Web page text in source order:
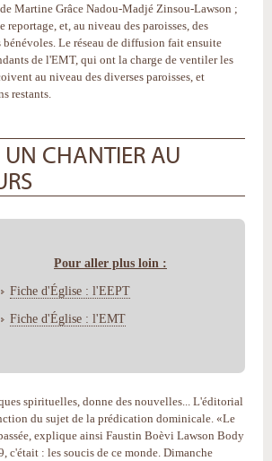
Martine Grâce Nadou-Madjé Zinsou-Lawson ;
reportage, et, au niveau des paroisses, des
Le réseau de diffusion fait ensuite
de l'EMT, qui ont la charge de ventiler les
au niveau des diverses paroisses, et
restants.
CHANTIER AU
Pour aller plus loin :
Fiche d'Église : l'EEPT
Fiche d'Église : l'EMT
spirituelles, donne des nouvelles... L'éditorial
du sujet de la prédication dominicale. «Le
explique ainsi Faustin Boèvi Lawson Body
c'était : les soucis de ce monde. Dimanche